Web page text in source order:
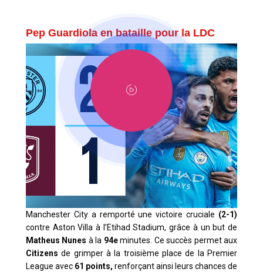
Pep Guardiola en bataille pour la LDC
Manchester City a remporté une victoire cruciale (2-1)
contre Aston Villa à l’Etihad Stadium, grâce à un but de
Matheus Nunes à la 94eminutes. Ce succès permet aux
Citizens de grimper à la troisième place de la Premier
League avec 61 points, renforçant ainsi leurs chances de